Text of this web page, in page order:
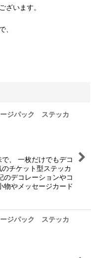
ざいます。
、
ージパック ステッカ
、 一枚だけでもデコ
チケット型ステッカ
のデコレーションやコ
物やメッセージカード
ージパック ステッカ